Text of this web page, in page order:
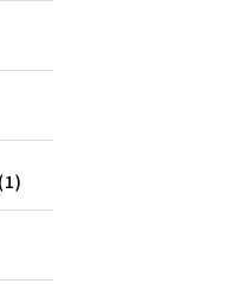
(1)